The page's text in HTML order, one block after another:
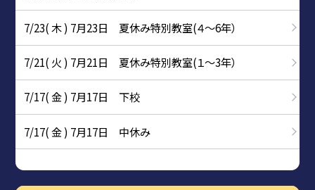
7/23( 木 ) 7月23日 夏休み特別教室(４～6年）
7/21( 火 ) 7月21日 夏休み特別教室(１～3年）
7/17( 金 ) 7月17日 下校
7/17( 金 ) 7月17日 中休み